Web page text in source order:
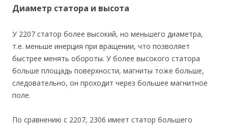
Диаметр статора и высота
У 2207 статор более высокий, но меньшего диаметра,
т.е. меньше инерция при вращении, что позволяет
быстрее менять обороты. У более высокого статора
больше площадь поверхности, магниты тоже больше,
следовательно, он проходит через большее магнитное
поле.
По сравнению с 2207, 2306 имеет статор большего